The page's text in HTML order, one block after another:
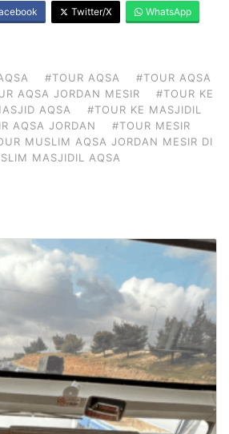
Twitter/X WhatsApp
#TOUR AQSA
#TOUR AQSA
AQSA JORDAN MESIR
#TOUR KE
AQSA
#TOUR KE MASJIDIL
AQSA JORDAN
#TOUR MESIR
MUSLIM AQSA JORDAN MESIR DI
MASJIDIL AQSA